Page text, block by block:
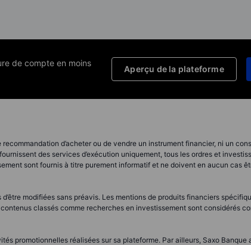
de compte en moins
Aperçu de la plateforme
d’acheter ou de vendre un instrument financier, ni un
des services d’exécution uniquement, tous les ordres et
sont fournis à titre purement informatif et ne doivent en aucun cas
modifiées sans préavis. Les mentions de produits financiers
classés comme recherches en investissement sont considérés
promotionnelles réalisées sur sa plateforme. Par ailleurs, Saxo